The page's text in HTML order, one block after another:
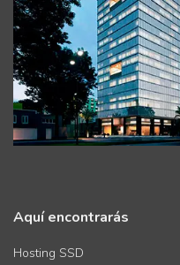
Aquí encontrarás
Hosting SSD